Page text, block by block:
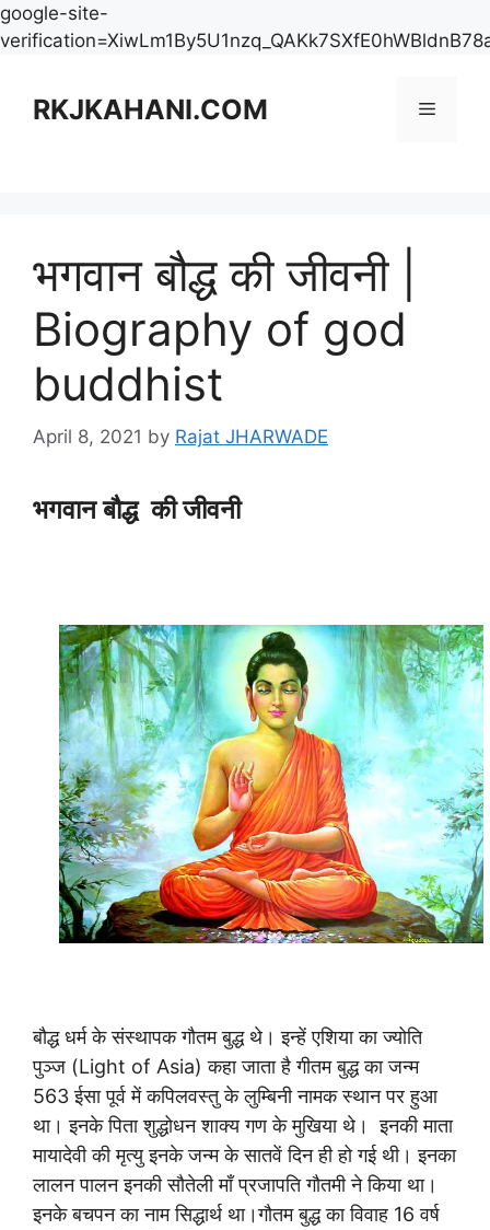
google-site-
contentRKJKAHANI.COM Menu
भगवान बौद्ध की जीवनी |
Biography of god
buddhist
April 8, 2021 by Rajat JHARWADE
भगवान बौद्ध की जीवनी
बौद्ध धर्म के संस्थापक गौतम बुद्ध थे। इन्हें एशिया का ज्योति
पुञ्ज (Light of Asia) कहा जाता है गीतम बुद्ध का जन्म
563 ईसा पूर्व में कपिलवस्तु के लुम्बिनी नामक स्थान पर हुआ
था। इनके पिता शुद्धोधन शाक्य गण के मुखिया थे। इनकी माता
मायादेवी की मृत्यु इनके जन्म के सातवें दिन ही हो गई थी। इनका
लालन पालन इनकी सौतेली माँ प्रजापति गौतमी ने किया था।
इनके बचपन का नाम सिद्धार्थ था।गौतम बुद्ध का विवाह 16 वर्ष